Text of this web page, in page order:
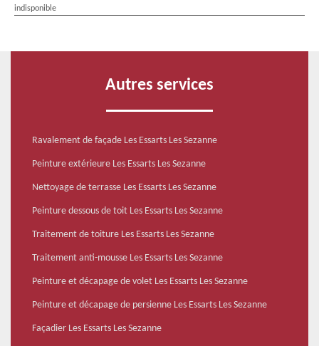
indisponible
Autres services
Ravalement de façade Les Essarts Les Sezanne
Peinture extérieure Les Essarts Les Sezanne
Nettoyage de terrasse Les Essarts Les Sezanne
Peinture dessous de toit Les Essarts Les Sezanne
Traitement de toiture Les Essarts Les Sezanne
Traitement anti-mousse Les Essarts Les Sezanne
Peinture et décapage de volet Les Essarts Les Sezanne
Peinture et décapage de persienne Les Essarts Les Sezanne
Façadier Les Essarts Les Sezanne